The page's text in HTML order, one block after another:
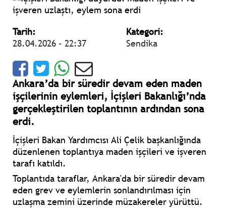
Tarih:
28.04.2026 - 22:37
Kategori:
Sendika
Ankara’da bir süredir devam eden maden
işçilerinin eylemleri, İçişleri Bakanlığı’nda
gerçekleştirilen toplantının ardından sona
erdi.
İçişleri Bakan Yardımcısı Ali Çelik başkanlığında
düzenlenen toplantıya maden işçileri ve işveren
tarafı katıldı.
Toplantıda taraflar, Ankara'da bir süredir devam
eden grev ve eylemlerin sonlandırılması için
uzlaşma zemini üzerinde müzakereler yürüttü.